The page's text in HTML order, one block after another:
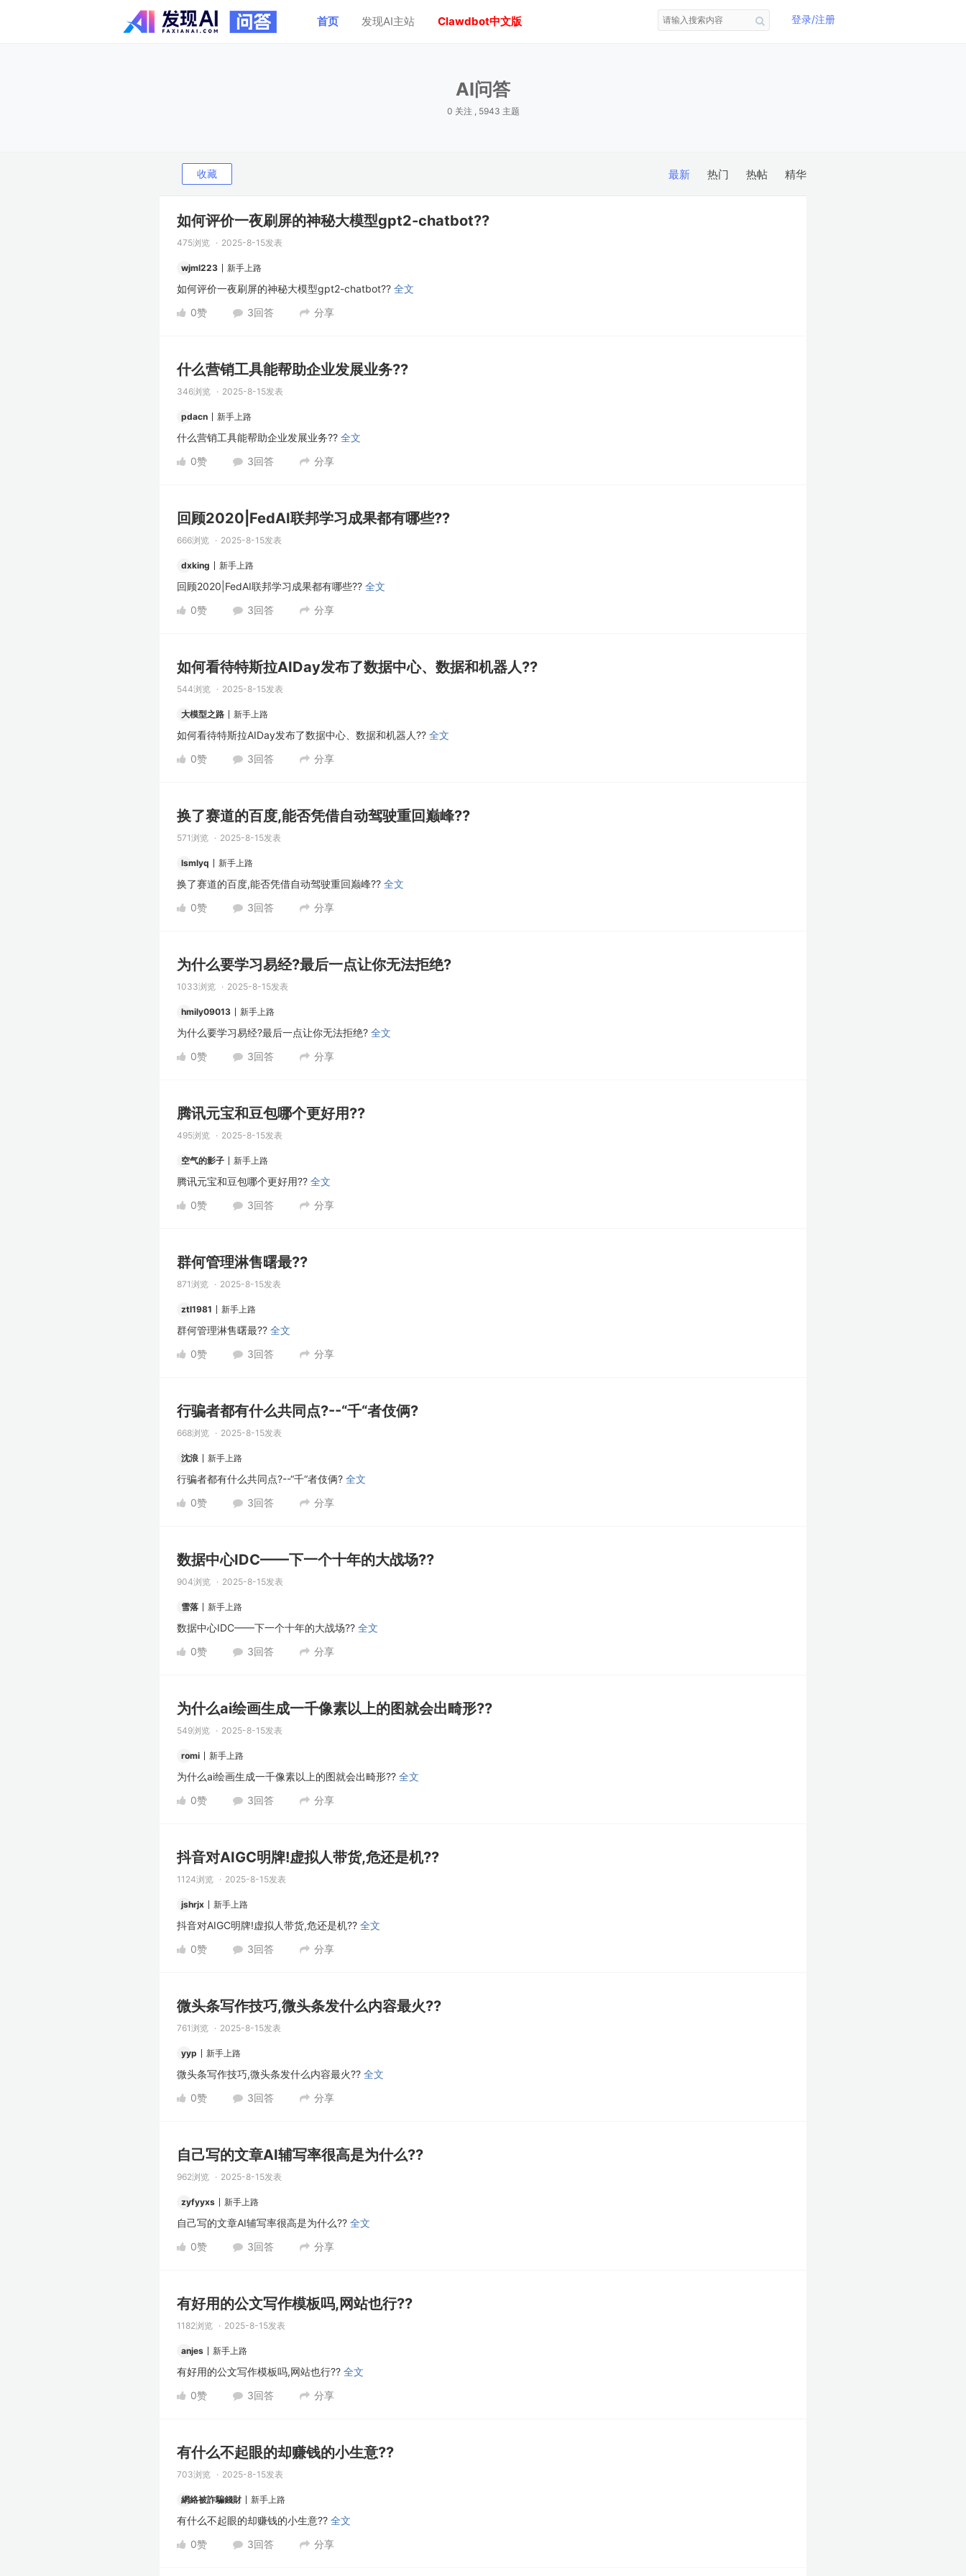
首页 发现AI主站 Clawdbot中文版 登录/注册
AI问答
0 关注 , 5943 主题
收藏 最新 热门 热帖 精华
如何评价一夜刷屏的神秘大模型gpt2-chatbot??
475浏览 2025-8-15发表
wjml223 新手上路
如何评价一夜刷屏的神秘大模型gpt2-chatbot?? 全文
0赞 3回答 分享
什么营销工具能帮助企业发展业务??
346浏览 2025-8-15发表
pdacn 新手上路
什么营销工具能帮助企业发展业务?? 全文
0赞 3回答 分享
回顾2020|FedAI联邦学习成果都有哪些??
666浏览 2025-8-15发表
dxking 新手上路
回顾2020|FedAI联邦学习成果都有哪些?? 全文
0赞 3回答 分享
如何看待特斯拉AIDay发布了数据中心、数据和机器人??
544浏览 2025-8-15发表
大模型之路 新手上路
如何看待特斯拉AIDay发布了数据中心、数据和机器人?? 全文
0赞 3回答 分享
换了赛道的百度,能否凭借自动驾驶重回巅峰??
571浏览 2025-8-15发表
lsmlyq 新手上路
换了赛道的百度,能否凭借自动驾驶重回巅峰?? 全文
0赞 3回答 分享
为什么要学习易经?最后一点让你无法拒绝?
1033浏览 2025-8-15发表
hmily09013 新手上路
为什么要学习易经?最后一点让你无法拒绝? 全文
0赞 3回答 分享
腾讯元宝和豆包哪个更好用??
495浏览 2025-8-15发表
空气的影子 新手上路
腾讯元宝和豆包哪个更好用?? 全文
0赞 3回答 分享
群何管理淋售曙最??
871浏览 2025-8-15发表
ztl1981 新手上路
群何管理淋售曙最?? 全文
0赞 3回答 分享
行骗者都有什么共同点?--“千“者伎俩?
668浏览 2025-8-15发表
沈浪 新手上路
行骗者都有什么共同点?--“千“者伎俩? 全文
0赞 3回答 分享
数据中心IDC——下一个十年的大战场??
904浏览 2025-8-15发表
雪落 新手上路
数据中心IDC——下一个十年的大战场?? 全文
0赞 3回答 分享
为什么ai绘画生成一千像素以上的图就会出畸形??
549浏览 2025-8-15发表
romi 新手上路
为什么ai绘画生成一千像素以上的图就会出畸形?? 全文
0赞 3回答 分享
抖音对AIGC明牌!虚拟人带货,危还是机??
1124浏览 2025-8-15发表
jshrjx 新手上路
抖音对AIGC明牌!虚拟人带货,危还是机?? 全文
0赞 3回答 分享
微头条写作技巧,微头条发什么内容最火??
761浏览 2025-8-15发表
yyp 新手上路
微头条写作技巧,微头条发什么内容最火?? 全文
0赞 3回答 分享
自己写的文章AI辅写率很高是为什么??
962浏览 2025-8-15发表
zyfyyxs 新手上路
自己写的文章AI辅写率很高是为什么?? 全文
0赞 3回答 分享
有好用的公文写作模板吗,网站也行??
1182浏览 2025-8-15发表
anjes 新手上路
有好用的公文写作模板吗,网站也行?? 全文
0赞 3回答 分享
有什么不起眼的却赚钱的小生意??
703浏览 2025-8-15发表
網絡被詐騙錢財 新手上路
有什么不起眼的却赚钱的小生意?? 全文
0赞 3回答 分享